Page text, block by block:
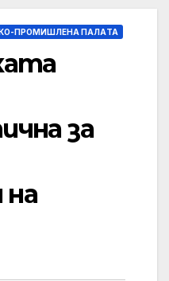
ПРОМИШЛЕНА ПАЛAТА
за
на